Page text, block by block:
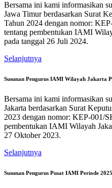
Bersama ini kami informasikan
Jawa Timur berdasarkan Surat
Tahun 2024 dengan nomor:
tentang pembentukan IAMI
pada tanggal 26 Juli 2024.
Selanjutnya
Susunan Pengurus IAMI Wilayah Jakarta
Bersama ini kami informasikan
Jakarta berdasarkan Surat
2023 dengan nomor: KEP-001/
pembentukan IAMI Wilayah
27 Oktober 2023.
Selanjutnya
Susunan Pengurus Pusat IAMI Periode